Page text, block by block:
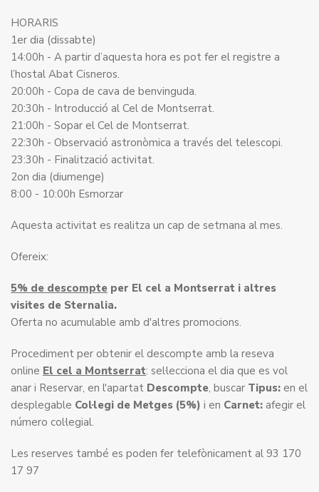
HORARIS
1er dia (dissabte)
14:00h - A partir d’aquesta hora es pot fer el registre a
l’hostal Abat Cisneros.
20:00h - Copa de cava de benvinguda.
20:30h - Introducció al Cel de Montserrat.
21:00h - Sopar el Cel de Montserrat.
22:30h - Observació astronòmica a través del telescopi.
23:30h - Finalització activitat.
2on dia (diumenge)
8:00 - 10:00h Esmorzar
Aquesta activitat es realitza un cap de setmana al mes.
Ofereix:
5% de descompte per El cel a Montserrat i altres
visites de Sternalia.
Oferta no acumulable amb d'altres promocions.
Procediment per obtenir el descompte amb la reseva
online El cel a Montserrat: sel·lecciona el dia que es vol
anar i Reservar, en l'apartat Descompte, buscar Tipus: en el
desplegable Col·legi de Metges (5%) i en Carnet: afegir el
número col·legial.
Les reserves també es poden fer telefònicament al 93 170
17 97